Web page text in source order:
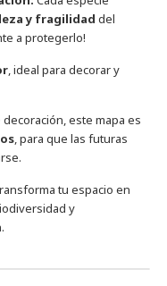
y fragilidad del
a protegerlo!
, ideal para decorar y
este mapa es
, para que las futuras
tu espacio en
y